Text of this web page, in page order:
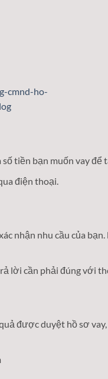
tiền bạn muốn vay để
điện thoại.
nhận nhu cầu của
lời cần phải đúng với
được duyệt hồ sơ